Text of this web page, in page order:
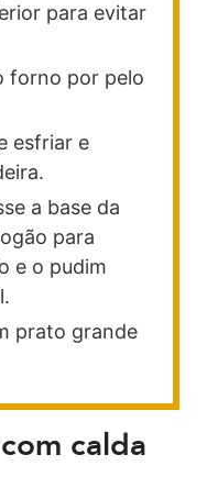
para evitar
forno por pelo
esfriar e
a base da
para
e o pudim
prato grande
calda